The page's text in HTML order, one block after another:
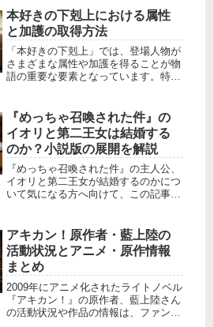
本好きの下剋上における属性
と加護の取得方法
「本好きの下剋上」では、登場人物が
さまざまな属性や加護を得ることが物
語の重要な要素となっています。特に
持っています。今回は、闇の属性とそ
の加護の取得について詳しく解説しま
す...
『めっちゃ召喚された件』の
イオリと第二王女は結婚する
のか？小説版の展開を解説
『めっちゃ召喚された件』の主人公、
イオリと第二王女が結婚するのかにつ
いて気になる方へ向けて、この記事で
い方にも分かりやすく、物語の流れを
追いながら結婚の可能性を考察してい
き...
アキカン！原作者・藍上陸の
活動状況とアニメ・原作情報
まとめ
2009年にアニメ化されたライトノベル
『アキカン！』の原作者、藍上陸さん
の活動状況や作品の情報は、ファンの